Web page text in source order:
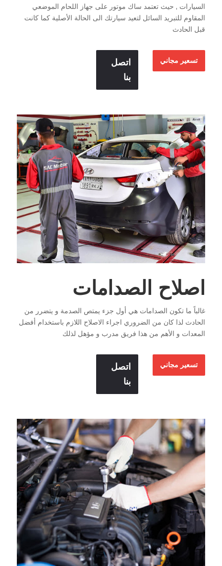
السيارات , حيث تعتمد ساك موتور على جهاز اللحام الموضعي
المقاوم للتبريد السائل لتعيد سيارتك الى الحالة الأصلية كما كانت
قبل الحادث
تسعير مجاني
اتصل
بنا
اصلاح الصدامات
غالباً ما تكون الصدامات هي أول جزء يمتص الصدمة و يتضرر من
الحادث لذا كان من الضروري اجراء الاصلاح اللازم باستخدام أفضل
المعدات و الأهم من هذا فريق مدرب و مؤهل لذلك
تسعير مجاني
اتصل
بنا